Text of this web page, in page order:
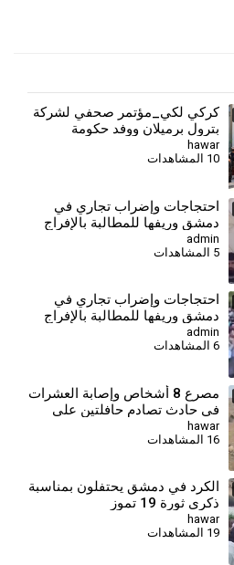
كركي لكي_مؤتمر صحفي لشركة
بترول برميلان ووفد حكومة
hawar
10 المشاهدات
احتجاجات وإضراب تجاري في
دمشق وريفها للمطالبة بالإفراج
عن معتقلي عين منين
admin
5 المشاهدات
احتجاجات وإضراب تجاري في
دمشق وريفها للمطالبة بالإفراج
عن معتقلي عين منين
admin
6 المشاهدات
مصرع 8 أشخاص وإصابة العشرات
في حادث تصادم حافلتين على
طريق دير الزور - دمشق
hawar
الكرد في دمشق يحتفلون بمناسبة
ذكرى ثورة 19 تموز
hawar
19 المشاهدات